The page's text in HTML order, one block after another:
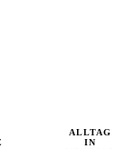
UNCATEGORIZED
ALLTAG
IN